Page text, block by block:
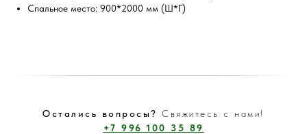
Спальное место: 900*2000 мм (Ш*Г)
Остались вопросы?Свяжитесь с нами!
+7 996 100 35 89